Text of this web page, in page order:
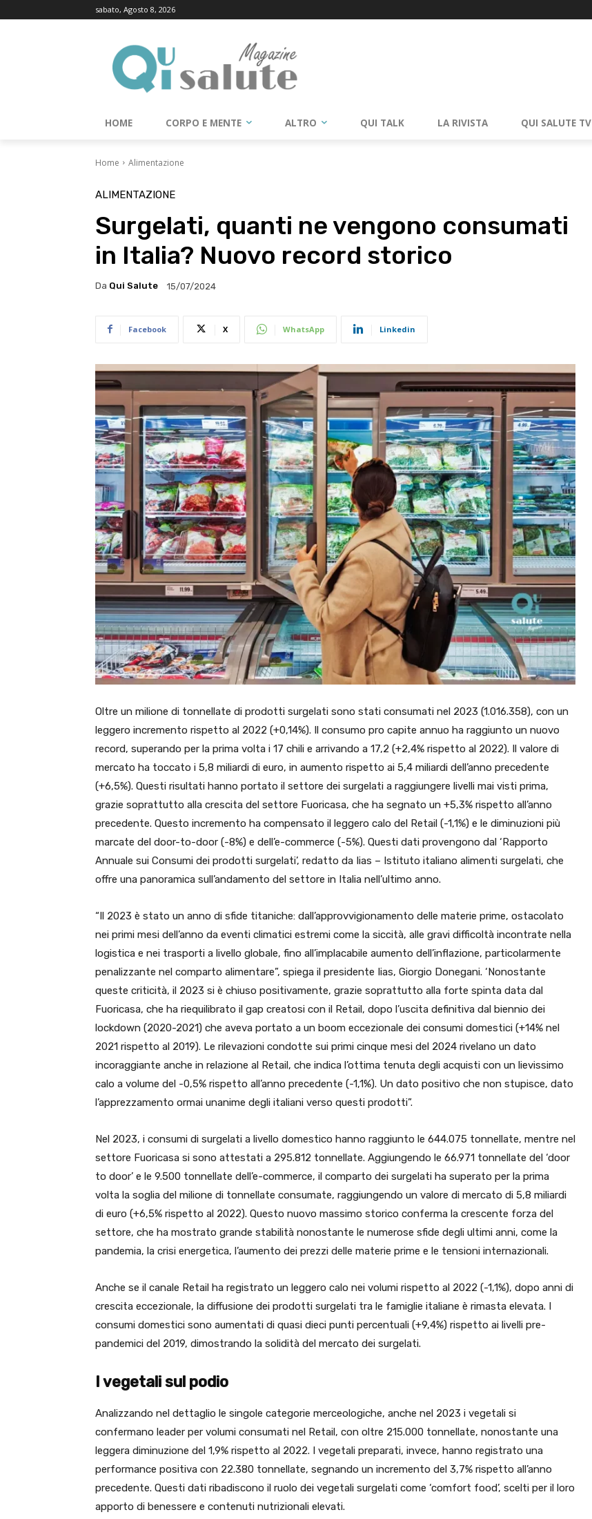
sabato, Agosto 8, 2026
HOME CORPO E MENTE ALTRO QUI TALK LA RIVISTA QUI SALUTE TV
Home Alimentazione
ALIMENTAZIONE
Surgelati, quanti ne vengono consumati
in Italia? Nuovo record storico
Da Qui Salute 15/07/2024
Facebook X WhatsApp Linkedin
Oltre un milione di tonnellate di prodotti surgelati sono stati consumati nel 2023 (1.016.358), con un
leggero incremento rispetto al 2022 (+0,14%). Il consumo pro capite annuo ha raggiunto un nuovo
record, superando per la prima volta i 17 chili e arrivando a 17,2 (+2,4% rispetto al 2022). Il valore di
mercato ha toccato i 5,8 miliardi di euro, in aumento rispetto ai 5,4 miliardi dell’anno precedente
(+6,5%). Questi risultati hanno portato il settore dei surgelati a raggiungere livelli mai visti prima,
grazie soprattutto alla crescita del settore Fuoricasa, che ha segnato un +5,3% rispetto all’anno
precedente. Questo incremento ha compensato il leggero calo del Retail (-1,1%) e le diminuzioni più
marcate del door-to-door (-8%) e dell’e-commerce (-5%). Questi dati provengono dal ‘Rapporto
Annuale sui Consumi dei prodotti surgelati’, redatto da Iias – Istituto italiano alimenti surgelati, che
offre una panoramica sull’andamento del settore in Italia nell’ultimo anno.
“Il 2023 è stato un anno di sfide titaniche: dall’approvvigionamento delle materie prime, ostacolato
nei primi mesi dell’anno da eventi climatici estremi come la siccità, alle gravi difficoltà incontrate nella
logistica e nei trasporti a livello globale, fino all’implacabile aumento dell’inflazione, particolarmente
penalizzante nel comparto alimentare”, spiega il presidente Iias, Giorgio Donegani. ‘Nonostante
queste criticità, il 2023 si è chiuso positivamente, grazie soprattutto alla forte spinta data dal
Fuoricasa, che ha riequilibrato il gap creatosi con il Retail, dopo l’uscita definitiva dal biennio dei
lockdown (2020-2021) che aveva portato a un boom eccezionale dei consumi domestici (+14% nel
2021 rispetto al 2019). Le rilevazioni condotte sui primi cinque mesi del 2024 rivelano un dato
incoraggiante anche in relazione al Retail, che indica l’ottima tenuta degli acquisti con un lievissimo
calo a volume del -0,5% rispetto all’anno precedente (-1,1%). Un dato positivo che non stupisce, dato
l’apprezzamento ormai unanime degli italiani verso questi prodotti”.
Nel 2023, i consumi di surgelati a livello domestico hanno raggiunto le 644.075 tonnellate, mentre nel
settore Fuoricasa si sono attestati a 295.812 tonnellate. Aggiungendo le 66.971 tonnellate del ‘door
to door’ e le 9.500 tonnellate dell’e-commerce, il comparto dei surgelati ha superato per la prima
volta la soglia del milione di tonnellate consumate, raggiungendo un valore di mercato di 5,8 miliardi
di euro (+6,5% rispetto al 2022). Questo nuovo massimo storico conferma la crescente forza del
settore, che ha mostrato grande stabilità nonostante le numerose sfide degli ultimi anni, come la
pandemia, la crisi energetica, l’aumento dei prezzi delle materie prime e le tensioni internazionali.
Anche se il canale Retail ha registrato un leggero calo nei volumi rispetto al 2022 (-1,1%), dopo anni di
crescita eccezionale, la diffusione dei prodotti surgelati tra le famiglie italiane è rimasta elevata. I
consumi domestici sono aumentati di quasi dieci punti percentuali (+9,4%) rispetto ai livelli pre-
pandemici del 2019, dimostrando la solidità del mercato dei surgelati.
I vegetali sul podio
Analizzando nel dettaglio le singole categorie merceologiche, anche nel 2023 i vegetali si
confermano leader per volumi consumati nel Retail, con oltre 215.000 tonnellate, nonostante una
leggera diminuzione del 1,9% rispetto al 2022. I vegetali preparati, invece, hanno registrato una
performance positiva con 22.380 tonnellate, segnando un incremento del 3,7% rispetto all’anno
precedente. Questi dati ribadiscono il ruolo dei vegetali surgelati come ‘comfort food’, scelti per il loro
apporto di benessere e contenuti nutrizionali elevati.